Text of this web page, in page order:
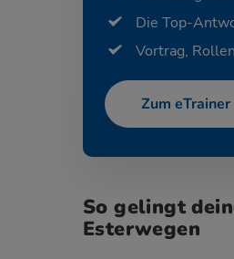
Die Top-
Vortrag,
Zum eTrainer
So gelingt
Esterwegen